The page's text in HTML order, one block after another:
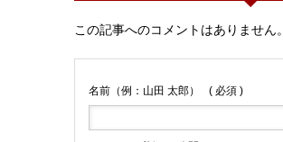
この記事へのコメントはありません。
名前（例：山田 太郎） ( 必須 )